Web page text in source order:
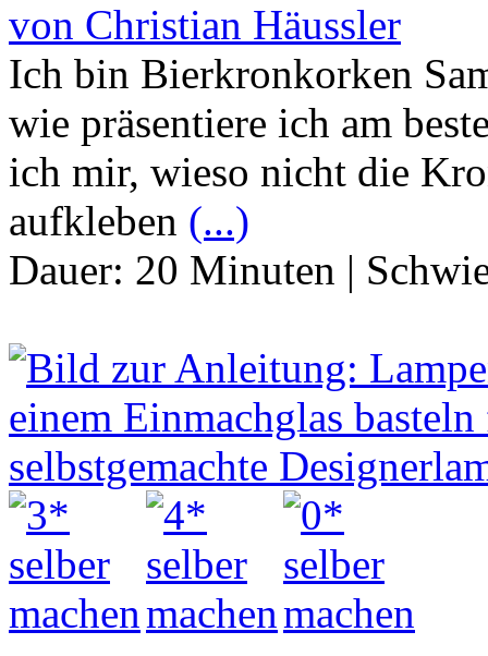
von Christian Häussler
Ich bin Bierkronkorken
wie präsentiere ich am
ich mir, wieso nicht die
aufkleben (...)
Dauer: 20 Minuten |